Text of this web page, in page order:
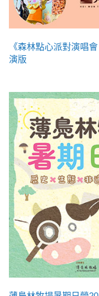
《森林點心派對演唱
演版